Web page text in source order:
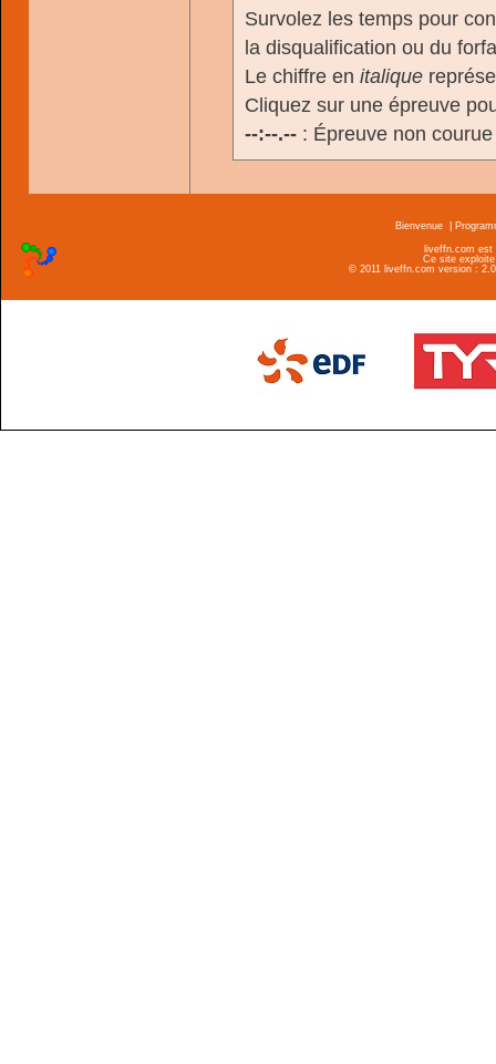
Survolez les temps pour
la disqualification ou du
Le chiffre en italique
Cliquez sur une épreuve
--:--.--: Épreuve non
Bienvenue
liveffn.com est
Ce site
© 2011 liveffn.com version :